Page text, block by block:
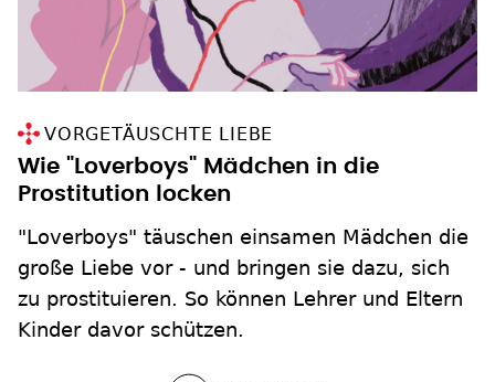
VORGETÄUSCHTE LIEBE
Wie "Loverboys" Mädchen in die
Prostitution locken
"Loverboys" täuschen einsamen Mädchen die
große Liebe vor - und bringen sie dazu, sich
zu prostituieren. So können Lehrer und Eltern
Kinder davor schützen.